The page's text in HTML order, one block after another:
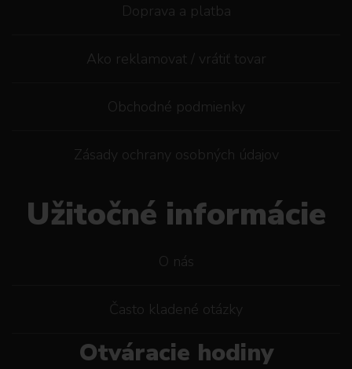
Doprava a platba
Ako reklamovat / vrátiť tovar
Obchodné podmienky
Zásady ochrany osobných údajov
Užitočné informácie
O nás
Často kladené otázky
Otváracie hodiny